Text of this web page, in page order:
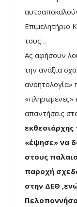
Επιμελητήριο
τους…
Ας αφήσουν
την ανάξια
ανοητολογία»
«πληρωμένες»
απαντήσεις
«έψησε» να
στους
παροχή
στην ΔΕΘ